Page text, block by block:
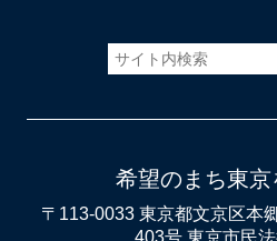
希望のまち東
〒113-0033 東京都文京区本
403号 東京市民